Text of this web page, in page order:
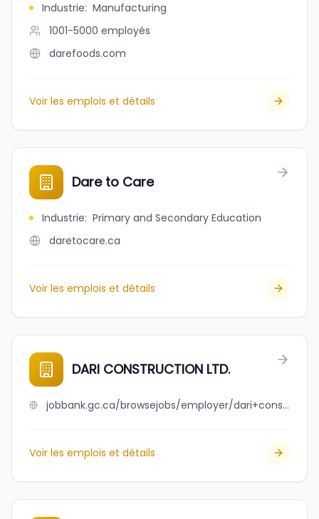
Industrie: Manufacturing
1001-5000 employés
darefoods.com
Voir les emplois et détails
Dare to Care
Industrie: Primary and Secondary Education
daretocare.ca
Voir les emplois et détails
DARI CONSTRUCTION LTD.
jobbank.gc.ca/browsejobs/employer/dari+construction+ltd./ca
Voir les emplois et détails